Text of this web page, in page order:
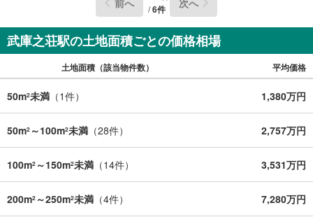
ます。ぜひお気軽にご連絡・ご相談ください！※限定物件:
オープンハウス・ディベロップメントの物件
/6件
武庫之荘駅の土地面積ごとの価格相場
土地面積（該当物件数） 平均価格
50m2未満 （1件） 1,380万円
50m2 ～100m2未満 （28件） 2,757万円
100m2 ～150m2未満 （14件） 3,531万円
200m2 ～250m2未満 （4件） 7,280万円